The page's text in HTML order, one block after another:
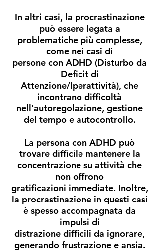
In altri casi, la procrastinazione
può essere legata a
problematiche più complesse,
come nei casi di
persone con ADHD (Disturbo da
Deficit di
Attenzione/Iperattività), che
incontrano difficoltà
nell'autoregolazione, gestione
del tempo e autocontrollo.
La persona con ADHD può
trovare difficile mantenere la
concentrazione su attività che
non offrono
gratificazioni immediate. Inoltre,
la procrastinazione in questi casi
è spesso accompagnata da
impulsi di
distrazione difficili da ignorare,
generando frustrazione e ansia.